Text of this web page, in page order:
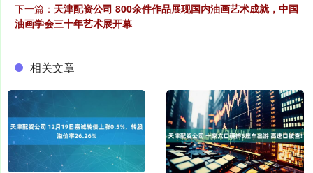
下一篇： 天津配资公司 800余件作品展现国内油画艺术成就，中国
油画学会三十年艺术展开幕
相关文章